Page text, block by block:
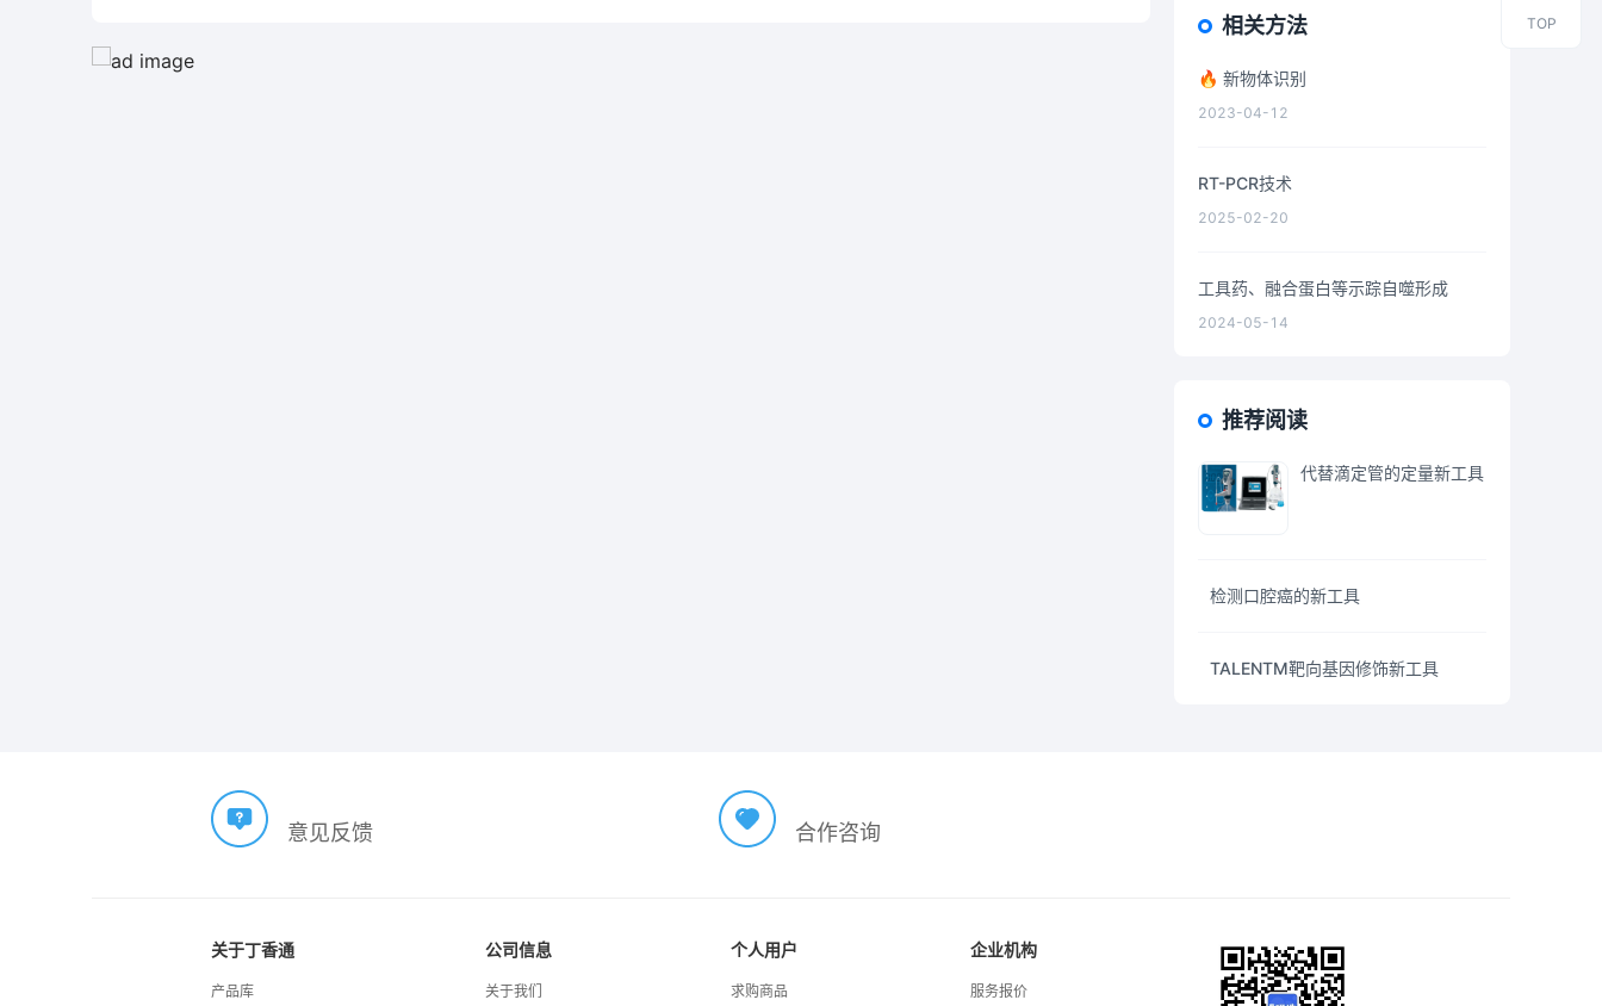
相关方法
🔥 新物体识别
2023-04-12
RT-PCR技术
2025-02-20
工具药、融合蛋白等示踪自噬形成
2024-05-14
推荐阅读
代替滴定管的定量新工具
检测口腔癌的新工具
TALENTM靶向基因修饰新工具
意见反馈 合作咨询
关于丁香通
产品库
公司信息
关于我们
个人用户
求购商品
企业机构
服务报价
料
TOP